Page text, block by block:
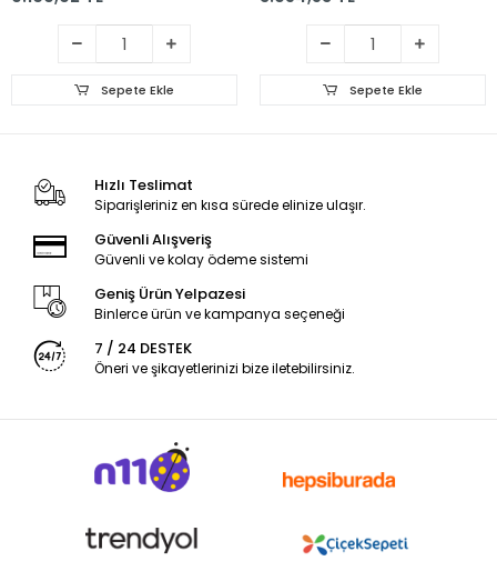
Sepete Ekle Sepete Ekle
Hızlı Teslimat
Siparişleriniz en kısa sürede elinize ulaşır.
Güvenli Alışveriş
Güvenli ve kolay ödeme sistemi
Geniş Ürün Yelpazesi
Binlerce ürün ve kampanya seçeneği
7 / 24 DESTEK
Öneri ve şikayetlerinizi bize iletebilirsiniz.